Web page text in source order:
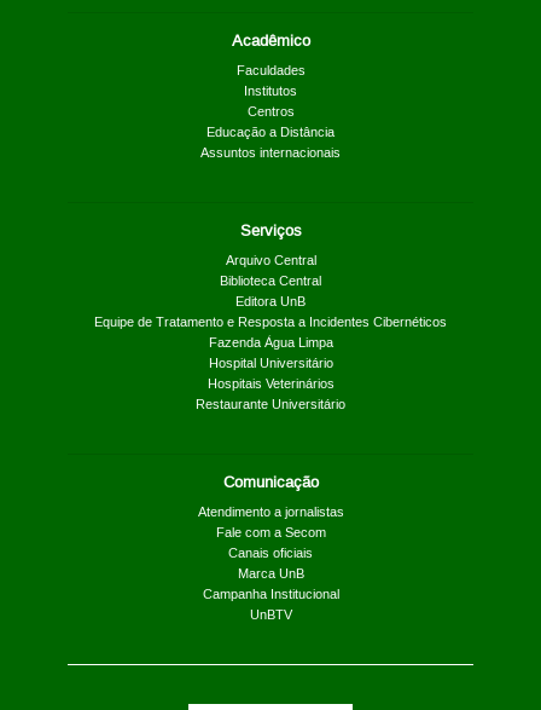
Acadêmico
Faculdades
Institutos
Centros
Educação a Distância
Assuntos internacionais
Serviços
Arquivo Central
Biblioteca Central
Editora UnB
Equipe de Tratamento e Resposta a Incidentes Cibernéticos
Fazenda Água Limpa
Hospital Universitário
Hospitais Veterinários
Restaurante Universitário
Comunicação
Atendimento a jornalistas
Fale com a Secom
Canais oficiais
Marca UnB
Campanha Institucional
UnBTV